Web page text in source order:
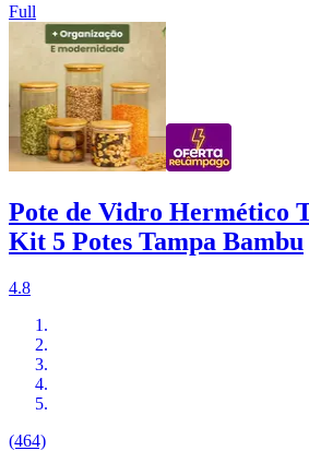
Full
Pote de Vidro Hermético
Kit 5 Potes Tampa Bambu
4.8
(464)